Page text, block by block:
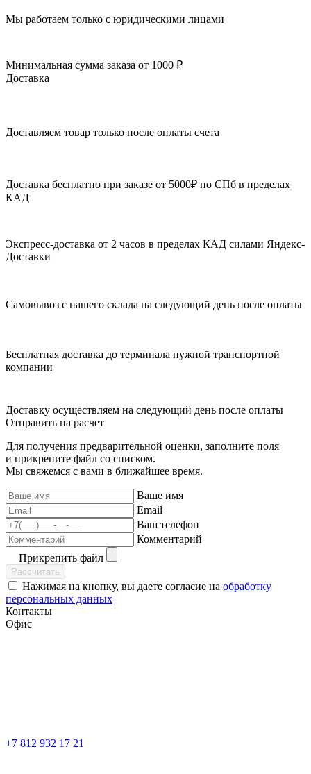
Мы работаем только с юридическими лицами
Минимальная сумма заказа от 1000 ₽
Доставка
Доставляем товар только после оплаты счета
Доставка бесплатно при заказе от 5000₽ по СПб в пределах
КАД
Экспресс-доставка от 2 часов в пределах КАД силами Яндекс-
Доставки
Самовывоз с нашего склада на следующий день после оплаты
Бесплатная доставка до терминала нужной транспортной
компании
Доставку осуществляем на следующий день после оплаты
Отправить на расчет
Для получения предварительной оценки, заполните поля
и прикрепите файл со списком.
Мы свяжемся с вами в ближайшее время.
Ваше имя
Email
Ваш телефон
Комментарий
Прикрепить файл
Рассчитать
Нажимая на кнопку, вы даете согласие на обработку
персональных данных
Контакты
Офис
+7 812 932 17 21